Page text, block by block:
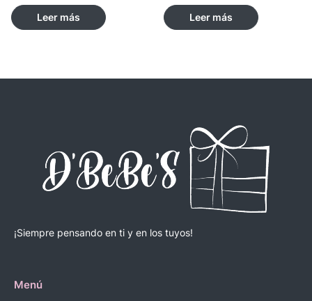
Leer más Leer más
¡Siempre pensando en ti y en los tuyos!
Menú